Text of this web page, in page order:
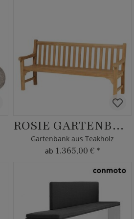
ROSIE GARTENBANK
Gartenbank aus Teakholz
ab 1.365,00 € *